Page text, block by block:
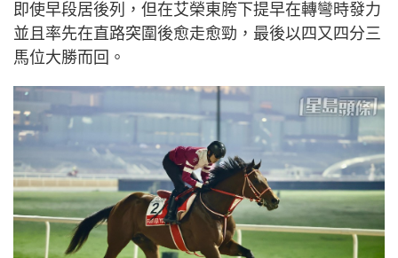
即使早段居後列，但在艾榮東胯下提早在轉彎時發力
並且率先在直路突圍後愈走愈勁，最後以四又四分三
馬位大勝而回。